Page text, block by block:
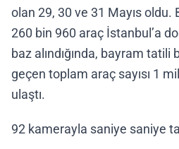
olan 29, 30 ve 31 Mayıs oldu.
260 bin 960 araç İstanbul’a
baz alındığında, bayram
geçen toplam araç sayısı 1
ulaştı.
92 kamerayla saniye saniye